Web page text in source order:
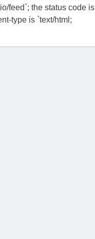
feed`; the status code is
type is `text/html;